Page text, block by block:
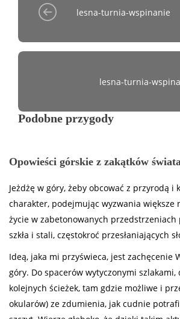
lesna-turnia-wspinanie
lesna-turnia-
Podobne przygody
Opowieści górskie z zakątków
Jeżdżę w góry, żeby obcować z przyrodą i
charakter, podejmując wyzwania większe
życie w zabetonowanych przedstrzeniach
szkła i stali, częstokroć przesłaniających
Ideą, jaka mi przyświeca, jest zachęcenie
góry. Do spacerów wytyczonymi
kolejnych ścieżek, tam gdzie możliwe i
okularów) ze zdumienia, jak cudnie